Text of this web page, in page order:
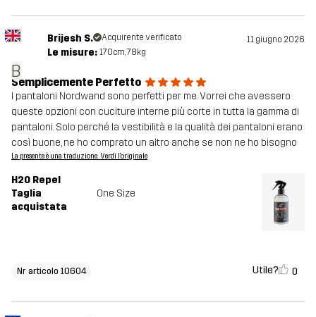
B
Brijesh S. Acquirente verificato 11 giugno 2026
Le misure: 170cm, 78kg
Semplicemente Perfetto
I pantaloni Nordwand sono perfetti per me. Vorrei che avessero
queste opzioni con cuciture interne più corte in tutta la gamma di
pantaloni. Solo perché la vestibilità e la qualità dei pantaloni erano
così buone, ne ho comprato un altro anche se non ne ho bisogno
La presente è una traduzione. Verdi l'originale
H2O Repel
Taglia
acquistata
One Size
Nr articolo 10604 Utile? 0